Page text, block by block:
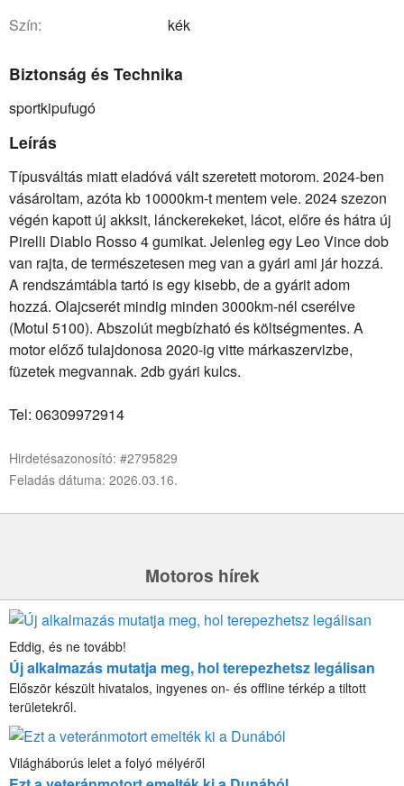
szín: kék
Biztonság és Technika
sportkipufugó
Leírás
Típusváltás miatt eladóvá vált szeretett motorom. 2024-ben
vásároltam, azóta kb 10000km-t mentem vele. 2024 szezon
végén kapott új akksit, lánckerekeket, lácot, előre és hátra új
Pirelli Diablo Rosso 4 gumikat. Jelenleg egy Leo Vince dob
van rajta, de természetesen meg van a gyári ami jár hozzá.
A rendszámtábla tartó is egy kisebb, de a gyárit adom
hozzá. Olajcserét mindig minden 3000km-nél cserélve
(Motul 5100). Abszolút megbízható és költségmentes. A
motor előző tulajdonosa 2020-ig vitte márkaszervizbe,
füzetek megvannak. 2db gyári kulcs.
Tel: 06309972914
Hirdetésazonosító: #2795829
Feladás dátuma: 2026.03.16.
Motoros hírek
Eddig, és ne tovább!
Új alkalmazás mutatja meg, hol terepezhetsz legálisan
Először készült hivatalos, ingyenes on- és offline térkép a tiltott
területekről.
Világháborús lelet a folyó mélyéről